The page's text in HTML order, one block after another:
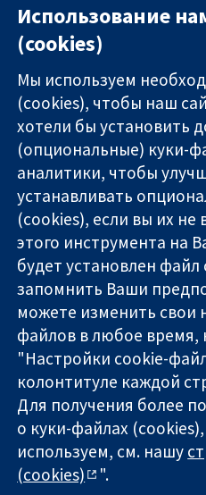
Надёжные
доказательства
Информированные
решения
Во благо
здоровья
11-13
Square
London
W1G 0AN
United
The Cochrane Collaboration is a
company limited by guarantee
England & Wales. VAT
Copyright © 2026 The Cochrane
Использование
(cookies)
Мы используем
(cookies), чтобы наш
хотели бы установить
(опциональные) куки-
аналитики, чтобы
устанавливать
(cookies), если вы их
этого инструмента на
будет установлен
запомнить Ваши
можете изменить свои
файлов в любое время,
"Настройки cookie-
колонтитуле каждой
Для получения более
о куки-файлах
используем, см. нашу
(cookies)
".